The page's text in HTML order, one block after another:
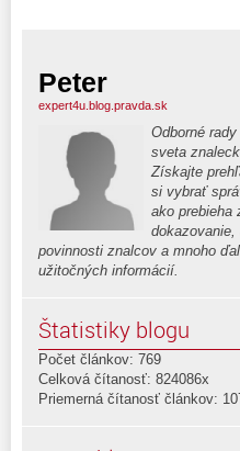
Peter
expert4u.blog.pravda.sk
Odborné
sveta
Získajte
si vybrať
ako prebieha
povinnosti znalcov a mnoho
užitočných informácií.
Štatistiky blogu
Počet článkov: 769
Celková čítanosť: 824086x
Priemerná čítanosť článkov: